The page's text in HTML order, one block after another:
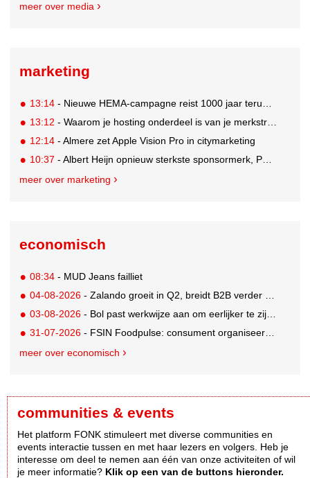
meer over media
marketing
13:14 - Nieuwe HEMA-campagne reist 1000 jaar terug in de tijd naar 'Hemastein'
13:12 - Waarom je hosting onderdeel is van je merkstrategie
12:14 - Almere zet Apple Vision Pro in citymarketing
10:37 - Albert Heijn opnieuw sterkste sponsormerk, PostNL daalt
meer over marketing
economisch
08:34 - MUD Jeans failliet
04-08-2026 - Zalando groeit in Q2, breidt B2B verder uit en innoveert met AI
03-08-2026 - Bol past werkwijze aan om eerlijker te zijn naar verkopers en consumenten
31-07-2026 - FSIN Foodpulse: consument organiseert eet- en koopgedrag bewuster
meer over economisch
communities & events
Het platform FONK stimuleert met diverse communities en
events interactie tussen en met haar lezers en volgers. Heb je
interesse om deel te nemen aan één van onze activiteiten of wil
je meer informatie? Klik op een van de buttons hieronder.